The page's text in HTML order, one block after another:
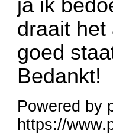
ja ik
draait het
goed
Bedankt!
Powered by
https://